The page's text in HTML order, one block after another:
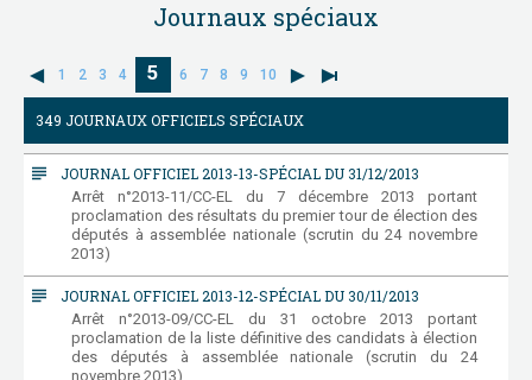
Journaux spéciaux
1 2 3 4 5 6 7 8 9 10
349 JOURNAUX OFFICIELS SPÉCIAUX
subject JOURNAL OFFICIEL 2013-13-SPÉCIAL DU 31/12/2013
Arrêt n°2013-11/CC-EL du 7 décembre 2013 portant
proclamation des résultats du premier tour de élection des
députés à assemblée nationale (scrutin du 24 novembre
2013)
subject JOURNAL OFFICIEL 2013-12-SPÉCIAL DU 30/11/2013
Arrêt n°2013-09/CC-EL du 31 octobre 2013 portant
proclamation de la liste définitive des candidats à élection
des députés à assemblée nationale (scrutin du 24
novembre 2013)